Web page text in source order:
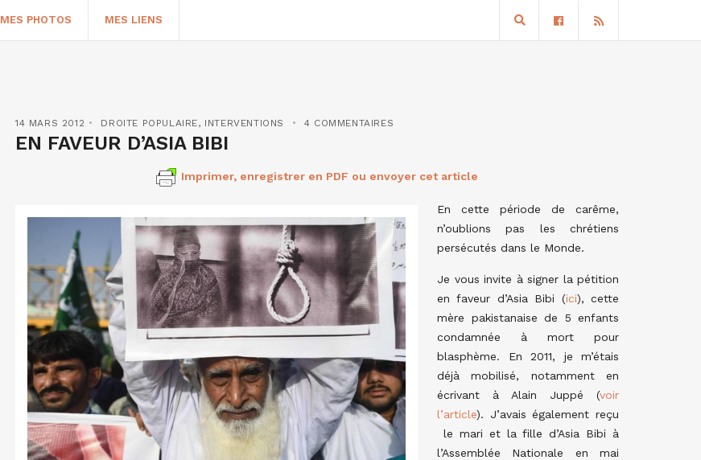
MES PHOTOS MES LIENS
14 MARS 2012 DROITE POPULAIRE, INTERVENTIONS 4 COMMENTAIRES
EN FAVEUR D’ASIA BIBI
Imprimer, enregistrer en PDF ou envoyer cet article
En cette période de carême,
n’oublions pas les chrétiens
persécutés dans le Monde.
Je vous invite à signer la pétition
en faveur d’Asia Bibi (ici), cette
mère pakistanaise de 5 enfants
condamnée à mort pour
blasphème. En 2011, je m’étais
déjà mobilisé, notamment en
écrivant à Alain Juppé (voir
l’article). J’avais également reçu
le mari et la fille d’Asia Bibi à
l’Assemblée Nationale en mai